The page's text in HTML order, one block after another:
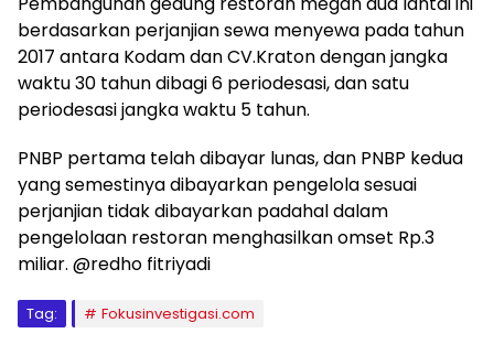
berdasarkan perjanjian sewa menyewa pada tahun
2017 antara Kodam dan CV.Kraton dengan jangka
waktu 30 tahun dibagi 6 periodesasi, dan satu
periodesasi jangka waktu 5 tahun.
PNBP pertama telah dibayar lunas, dan PNBP kedua
yang semestinya dibayarkan pengelola sesuai
perjanjian tidak dibayarkan padahal dalam
pengelolaan restoran menghasilkan omset Rp.3
miliar. @redho fitriyadi
Tag: Fokusinvestigasi.com